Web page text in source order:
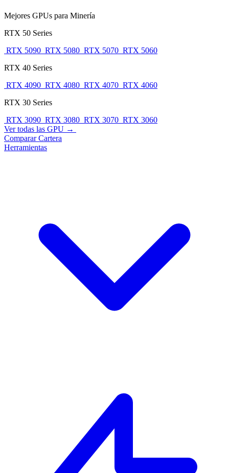
Mejores GPUs para Minería
RTX 50 Series
RTX 5090 RTX 5080 RTX 5070 RTX 5060
RTX 40 Series
RTX 4090 RTX 4080 RTX 4070 RTX 4060
RTX 30 Series
RTX 3090 RTX 3080 RTX 3070 RTX 3060
Ver todas las GPU →
CompararCartera
Herramientas